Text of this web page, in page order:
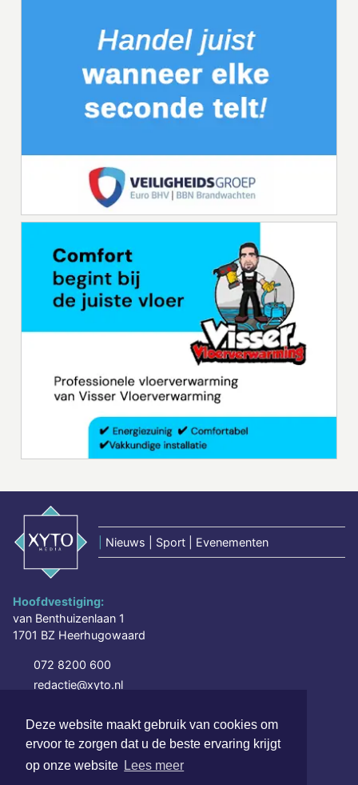
Deze website maakt gebruik van cookies om
ervoor te zorgen dat u de beste ervaring krijgt
op onze website Lees meer
Nieuws | Sport | Evenementen
Hoofdvestiging:
van Benthuizenlaan 1
1701 BZ Heerhugowaard
072 8200 600
redactie@xyto.nl
SOCIAL MEDIA